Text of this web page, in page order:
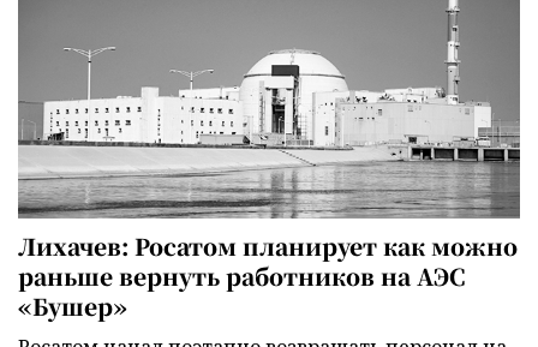
Лихачев: Росатом планирует как можно
раньше вернуть работников на АЭС
«Бушер»